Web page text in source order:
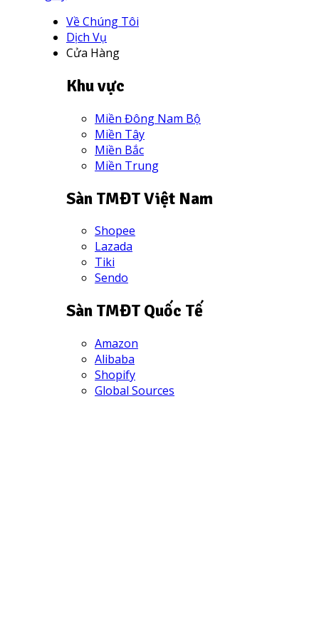
Về Chúng Tôi
Dịch Vụ
Cửa Hàng
Khu vực
Miền Đông Nam Bộ
Miền Tây
Miền Bắc
Miền Trung
Sàn TMĐT Việt Nam
Shopee
Lazada
Tiki
Sendo
Sàn TMĐT Quốc Tế
Amazon
Alibaba
Shopify
Global Sources